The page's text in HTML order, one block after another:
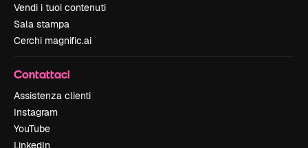
Vendi i tuoi contenuti
Sala stampa
Cerchi magnific.ai
Contattaci
Assistenza clienti
Instagram
YouTube
LinkedIn